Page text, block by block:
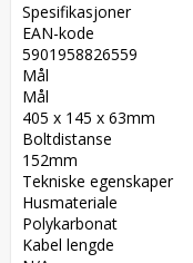
Spesifikasjoner
EAN-kode
5901958826559
Mål
Mål
405 x 145 x 63mm
Boltdistanse
152mm
Tekniske egenskaper
Husmateriale
Polykarbonat
Kabel lengde